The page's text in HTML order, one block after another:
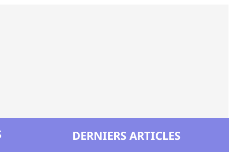
DERNIERS ARTICLES